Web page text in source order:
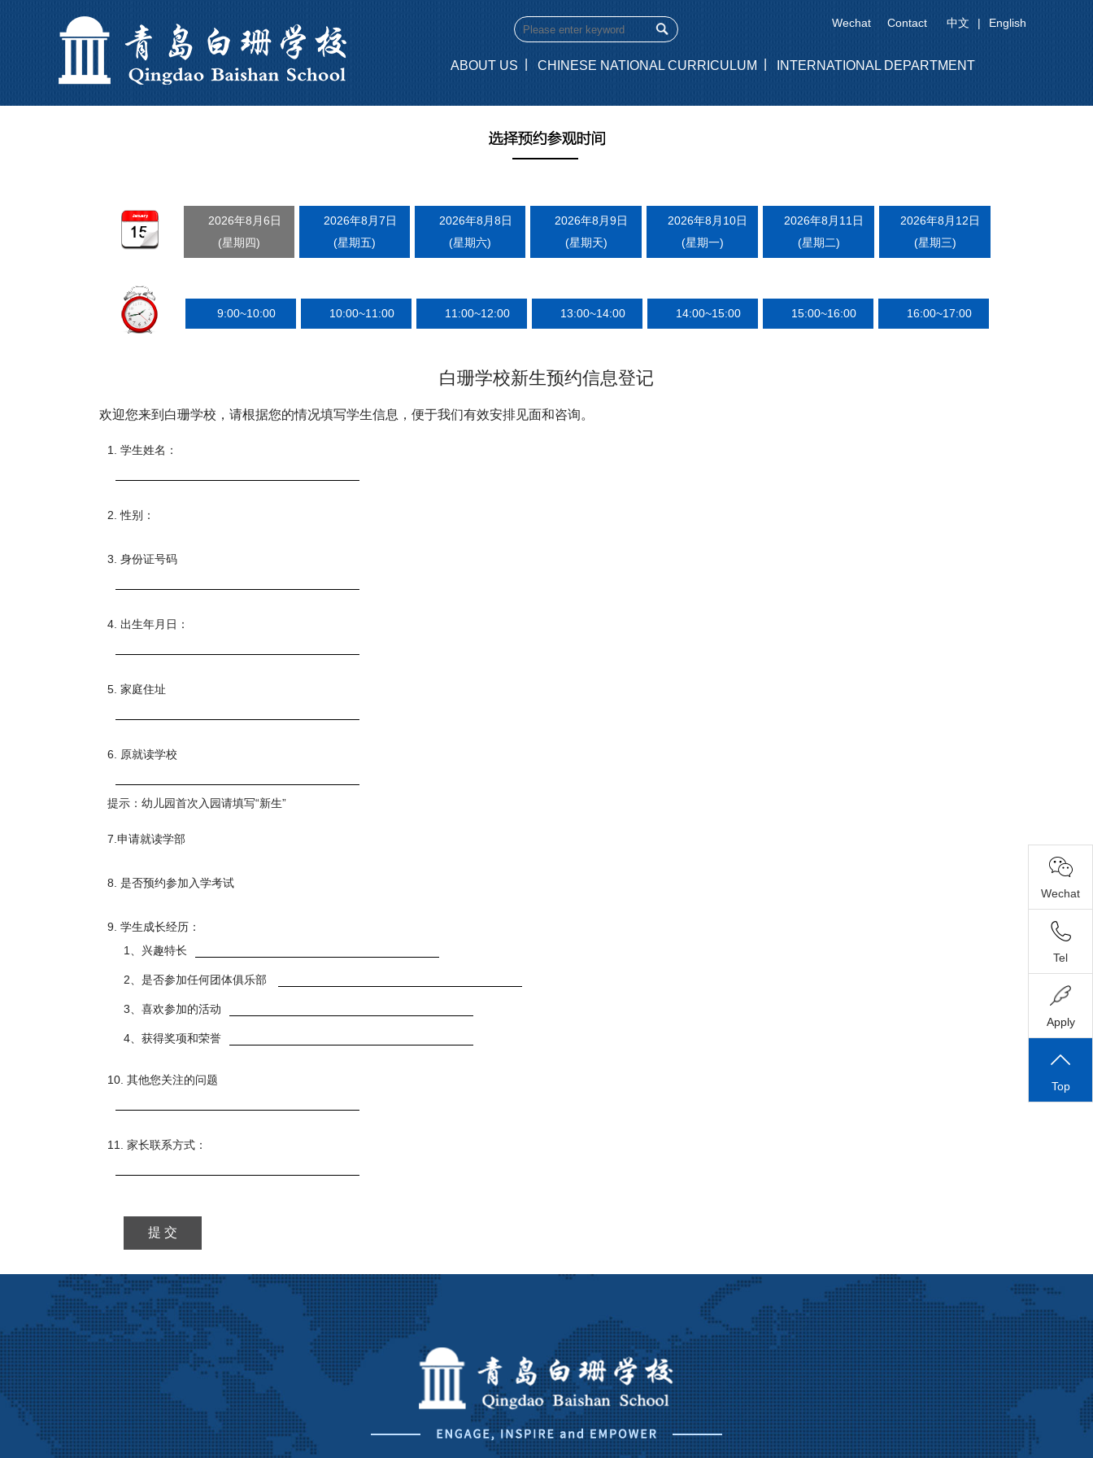
Wechat Contact 中文 | English
ABOUT US CHINESE NATIONAL CURRICULUM INTERNATIONAL DEPARTMENT
2026年8月6日
(星期四)
2026年8月7日
(星期五)
2026年8月8日
(星期六)
2026年8月9日
(星期天)
2026年8月10日
(星期一)
2026年8月11日
(星期二)
2026年8月12日
(星期三)
9:00~10:00 10:00~11:00 11:00~12:00 13:00~14:00 14:00~15:00 15:00~16:00 16:00~17:00
白珊学校新生预约信息登记
欢迎您来到白珊学校，请根据您的情况填写学生信息，便于我们有效安排见面和咨询。
1. 学生姓名：
2. 性别：
3. 身份证号码
4. 出生年月日：
5. 家庭住址
6. 原就读学校
提示：幼儿园首次入园请填写“新生”
7.申请就读学部
8. 是否预约参加入学考试
9. 学生成长经历：
1、兴趣特长
2、是否参加任何团体俱乐部
3、喜欢参加的活动
4、获得奖项和荣誉
10. 其他您关注的问题
11. 家长联系方式：
Wechat
Tel
Apply
Top